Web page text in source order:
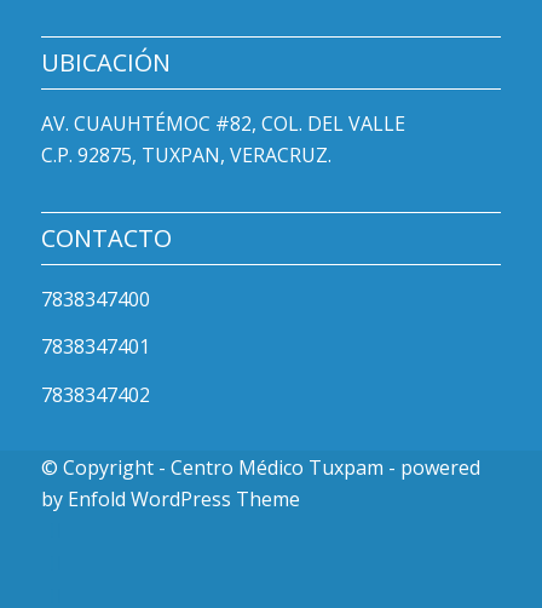
UBICACIÓN
AV. CUAUHTÉMOC #82, COL. DEL VALLE
C.P. 92875, TUXPAN, VERACRUZ.
CONTACTO
7838347400
7838347401
7838347402
© Copyright - Centro Médico Tuxpam - powered
by Enfold WordPress Theme